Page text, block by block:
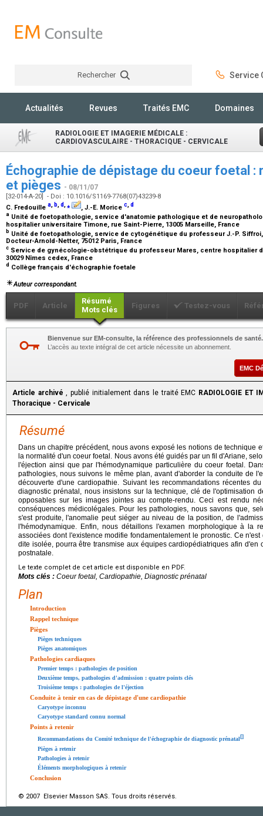
Rechercher Service
Actualités Revues Traités EMC Domaines
RADIOLOGIE ET IMAGERIE MÉDICALE :
CARDIOVASCULAIRE - THORACIQUE - CERVICALE
Échographie de dépistage du coeur foetal
et pièges - 08/11/07
[32-014-A-20] - Doi : 10.1016/S1169-7768(07)43239-8
C. Fredouille a, b,d,⁎ , J.-E. Morice c,d
a Unité de foetopathologie, service d'anatomie pathologique et de
hospitalier universitaire Timone, rue Saint-Pierre, 13005 Marseille, France
b Unité de foetopathologie, service de cytogénétique du professeur J.-P.
Docteur-Arnold-Netter, 75012 Paris, France
c Service de gynécologie-obstétrique du professeur Mares, centre hospitalier
30029 Nîmes cedex, France
d Collège français d'échographie foetale
Auteur correspondant.
PDF Article
Résumé
Mots clés
Figures Testez-vous
Bienvenue sur EM-consulte, la référence des professionnels de santé.
L’accès au texte intégral de cet article nécessite un abonnement.
EMC
Article archivé , publié initialement dans le traité EMC RADIOLOGIE ET
Thoracique - Cervicale
Résumé
Dans un chapitre précédent, nous avons exposé les notions de technique
la normalité d'un coeur foetal. Nous avons été guidés par un fil d'Ariane,
l'éjection ainsi que par l'hémodynamique particulière du coeur foetal.
pathologies, nous suivons le même plan, avant d'aborder la conduite de
découverte d'une cardiopathie. Suivant les recommandations récentes
diagnostic prénatal, nous insistons sur la technique, clé de l'optimisation
opposables sur les images jointes au compte-rendu. Ceci est rendu
conséquences médicolégales. Pour les pathologies, nous savons que,
s'est produite, l'anomalie peut siéger au niveau de la position, de
l'hémodynamique. Enfin, nous détaillons l'examen morphologique à la
associées dont l'existence modifie fondamentalement le pronostic. Ce
dite isolée, pourra être transmise aux équipes cardiopédiatriques afin d'en
postnatale.
Le texte complet de cet article est disponible en PDF.
Mots clés : Coeur foetal, Cardiopathie, Diagnostic prénatal
Plan
Introduction
Rappel technique
Pièges
Pièges techniques
Pièges anatomiques
Pathologies cardiaques
Premier temps : pathologies de position
Deuxième temps, pathologies d'admission : quatre points clés
Troisième temps : pathologies de l'éjection
Conduite à tenir en cas de dépistage d'une cardiopathie
Caryotype inconnu
Caryotype standard connu normal
Points à retenir
Recommandations du Comité technique de l'échographie de diagnostic prénatal[]
Pièges à retenir
Pathologies à retenir
Éléments morphologiques à retenir
Conclusion
© 2007 Elsevier Masson SAS. Tous droits réservés.